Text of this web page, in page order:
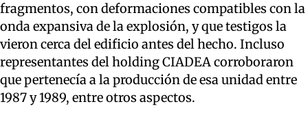
fragmentos, con deformaciones compatibles con la
onda expansiva de la explosión, y que testigos la
vieron cerca del edificio antes del hecho. Incluso
representantes del holding CIADEA corroboraron
que pertenecía a la producción de esa unidad entre
1987 y 1989, entre otros aspectos.